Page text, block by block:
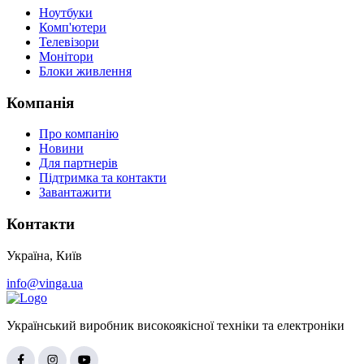
Ноутбуки
Комп'ютери
Телевізори
Монітори
Блоки живлення
Компанія
Про компанію
Новини
Для партнерів
Підтримка та контакти
Завантажити
Контакти
Україна, Київ
info@vinga.ua
Український виробник високоякісної техніки та електроніки